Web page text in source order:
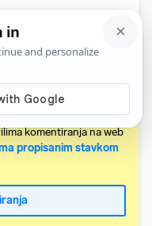
Relevantni
članke obvezan je
komentiranja na web
propisanim stavkom